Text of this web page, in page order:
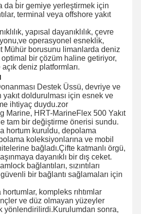
Ürün Hakkımızda Fabrika Turu
da bir gemiye yerleştirmek için
terminal veya offshore yakıt
yapısal dayanıklılık, çevre
operasyonel esneklik,
Mühür borusunu limanlarda deniz
optimal bir çözüm haline getiriyor,
deniz platformları.
Destek Üssü, devriye ve
yakıt doldurulması için esnek ve
ihtiyaç duydu.zor
Marine, HRT-MarineFlex 500 Yakıt
tam bir değiştirme önerisi sundu.
hortum kuruldu, depolama
koleksiyonlarına ve mobil
bağladı.Çifte katmanlı örgü,
dayanıklı bir dış ceket.
bağlantıları, sızıntıları
bir bağlantı sağlamaları için
hortumlar, kompleks rıhtımlar
ve düz olmayan yüzeyler
yönlendirilirdi.Kurulumdan sonra,